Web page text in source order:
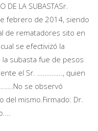
DE LA SUBASTASr.
febrero de 2014, siendo
de rematadores sito en
se efectivizó la
subasta fue de pesos
el Sr. ………….., quien
se observó
del mismo.Firmado: Dr.